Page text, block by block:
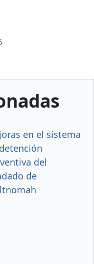
en el sistema
del
de